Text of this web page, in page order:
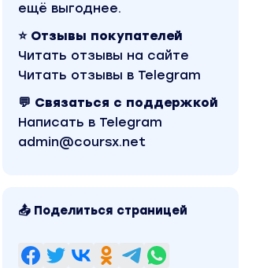
ещё выгоднее.
⭐ Отзывы покупателей
Читать отзывы на сайте
Читать отзывы в Telegram
💬 Связаться с поддержкой
Написать в Telegram
admin@coursx.net
📤 Поделиться страницей